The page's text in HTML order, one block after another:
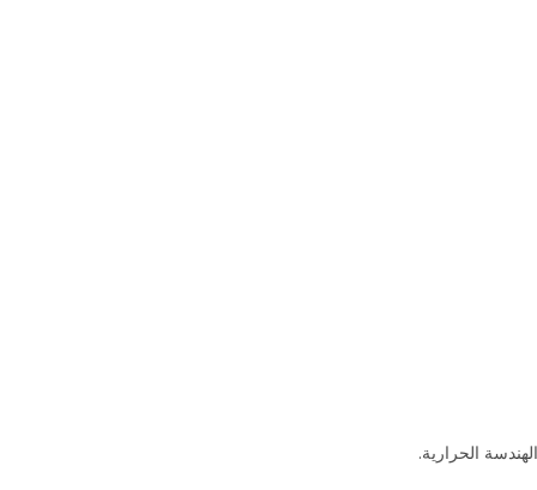
الحرارية.